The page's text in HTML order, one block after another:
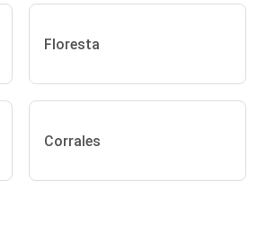
Floresta
Corrales